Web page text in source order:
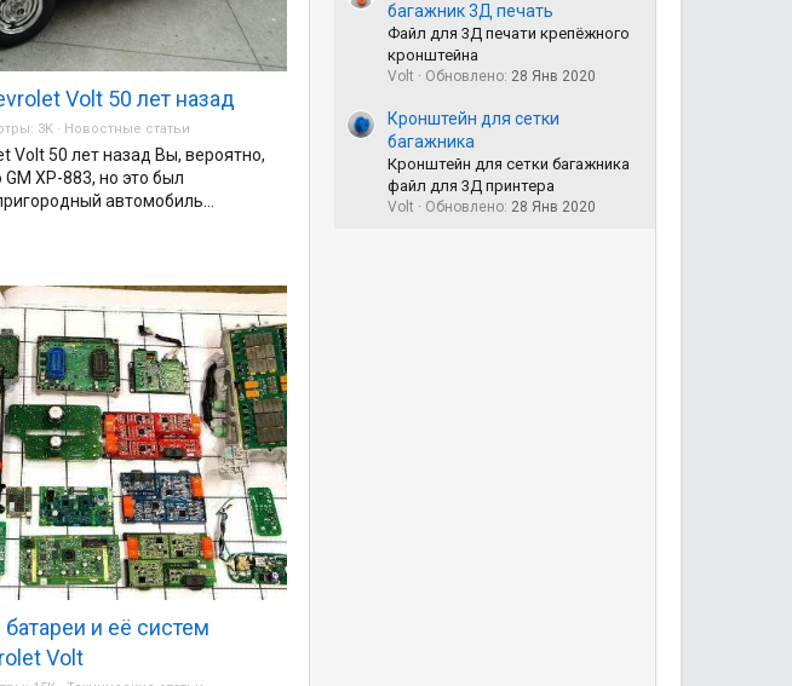
Volt 50 лет назад
3K Новостные статьи
Volt 50 лет назад Вы, вероятно,
XP-883, но это был
автомобиль...
и её систем
Volt
багажник 3Д печать
Файл для 3Д печати крепёжного
кронштейна
Volt Обновлено: 28 Янв 2020
Кронштейн для сетки
багажника
Кронштейн для сетки багажника
файл для 3Д принтера
Volt Обновлено: 28 Янв 2020